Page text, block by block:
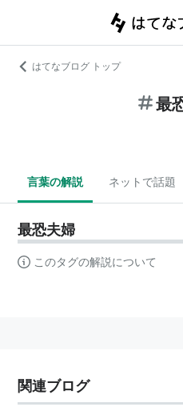
はてなブログ トップ
最
言葉の解説 ネットで話題
最恐夫婦
このタグの解説について
関連ブログ